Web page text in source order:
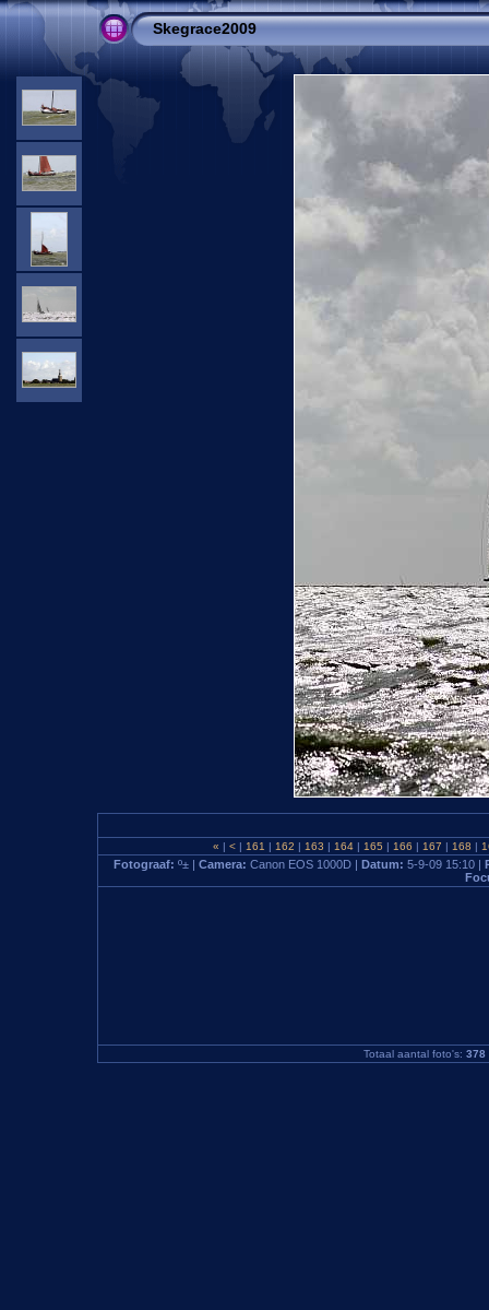
Skegrace2009
« | < | 161 | 162 | 163 | 164 | 165 | 166 | 167 | 168 |
Fotograaf: º± | Camera: Canon EOS 1000D | Datum: 5-9-09 15:10 |
Totaal aantal foto's: 378